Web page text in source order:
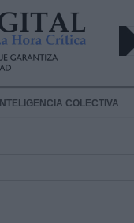
INTELIGENCIA COLECTIVA